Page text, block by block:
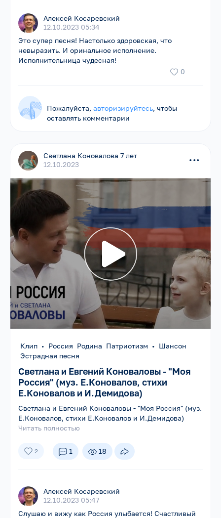
Алексей Косаревский
12.10.2023 05:34
Это супер песня! Настолько здоровская, что
невыразить. И оринальное исполнение.
Исполнительница чудесная!
0
Пожалуйста,авторизируйтесь, чтобы
оставлять комментарии
Светлана Коновалова 7 лет
12.10.2023
...
Клип • Россия Родина Патриотизм • Шансон
Эстрадная песня
Светлана и Евгений Коноваловы - "Моя
Россия" (муз. Е.Коновалов, стихи
Е.Коновалов и И.Демидова)
Светлана и Евгений Коноваловы - "Моя Россия" (муз.
Е.Коновалов, стихи Е.Коновалов и И.Демидова)
Читать полностью
2 1 18
Алексей Косаревский
12.10.2023 05:47
Слушаю и вижу как Россия улыбается! Счастливый